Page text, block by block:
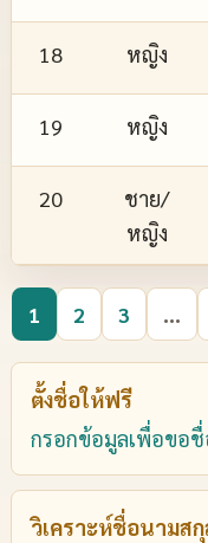
18 หญิง
19 หญิง
20
ชาย/
หญิง
1 2 3 ...
ตั้งชื่อให้ฟรี
กรอกข้อมูลเพื่อขอ
วิเคราะห์ชื่อนามส